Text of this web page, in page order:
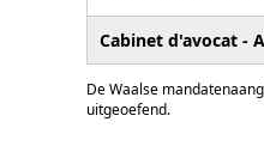
Cabinet d'avocat -
De Waalse
uitgeoefend.